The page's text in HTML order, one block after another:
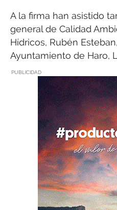
A la firma han asistido
general de Calidad
Hídricos, Rubén
Ayuntamiento de Haro,
PUBLICIDAD